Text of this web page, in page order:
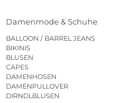
Damenmode & Schuhe
BALLOON / BARREL JEANS
BIKINIS
BLUSEN
CAPES
DAMENHOSEN
DAMENPULLOVER
DIRNDLBLUSEN